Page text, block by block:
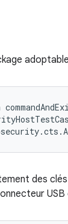
des